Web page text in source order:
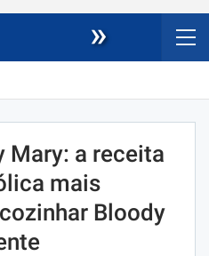
»
Mary: a receita
mais
Bloody